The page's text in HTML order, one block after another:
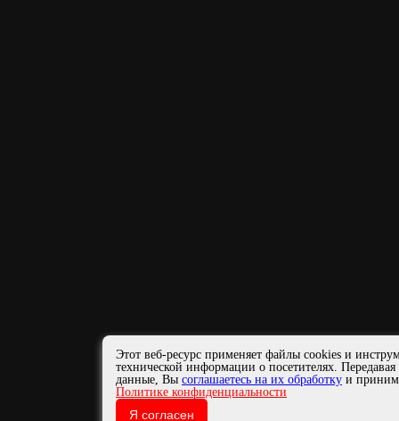
Этот веб-ресурс применяет файлы cookies и
технической информации о посетителях.
данные, Вы соглашаетесь на их обработку и
Политике конфиденциальности
Я согласен